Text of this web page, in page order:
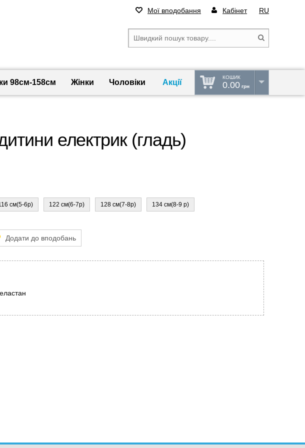
Мої вподобання Кабінет RU
98см-158см Жінки Чоловіки Акції
КОШИК
0.00 грн
електрик (гладь)
см(5-6р) 122 см(6-7р) 128 см(7-8р) 134 см(8-9 р)